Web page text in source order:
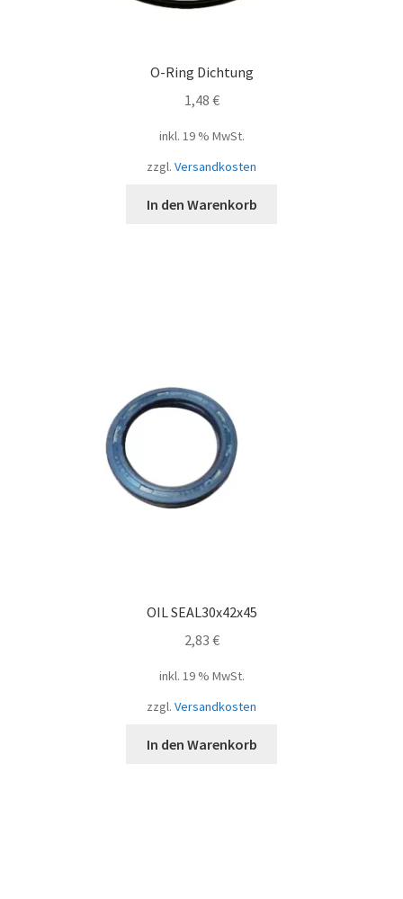
O-Ring Dichtung
1,48 €
inkl. 19 % MwSt.
zzgl. Versandkosten
In den Warenkorb
OIL SEAL30x42x45
2,83 €
inkl. 19 % MwSt.
zzgl. Versandkosten
In den Warenkorb